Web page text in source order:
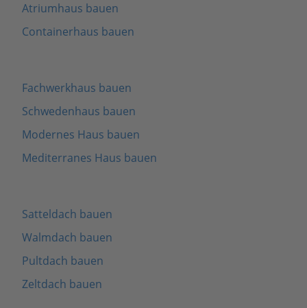
Atriumhaus bauen
Containerhaus bauen
Fachwerkhaus bauen
Schwedenhaus bauen
Modernes Haus bauen
Mediterranes Haus bauen
Satteldach bauen
Walmdach bauen
Pultdach bauen
Zeltdach bauen